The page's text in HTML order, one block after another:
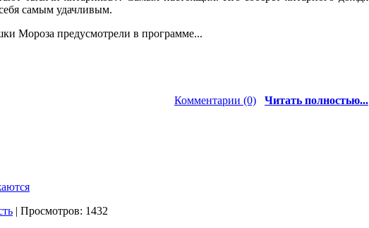
самым удачливым.
Мороза предусмотрели в программе...
Комментарии (0) Читать полностью...
| Просмотров: 1432